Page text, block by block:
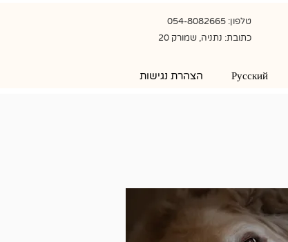
טלפון: 054-8082665
כתובת: נתניה, שמורק 20
Русский הצהרת נגישות